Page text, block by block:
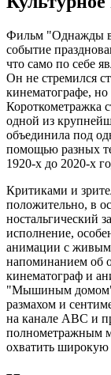
Фильм "Однажды в
событие
что само по себе
Он не стремился
кинематографе, но
Короткометражка
одной из
объединила под
помощью разных
1920-х до 2020-х
Критиками и
положительно, в
ностальгический
исполнение,
анимации с
напоминанием об
кинематограф и
"Мышиным домом"
размахом и
на канале ABC и
полнометражным
охватить широкую